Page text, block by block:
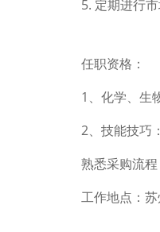
5. 定期进行
任职资格：
1、化学、生
2、技能技巧
熟悉采购流程
工作地点：